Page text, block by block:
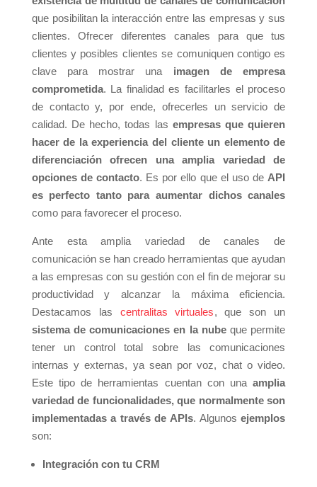
que posibilitan la interacción entre las empresas y sus
clientes. Ofrecer diferentes canales para que tus
clientes y posibles clientes se comuniquen contigo es
clave para mostrar una imagen de empresa
comprometida. La finalidad es facilitarles el proceso
de contacto y, por ende, ofrecerles un servicio de
calidad. De hecho, todas las empresas que quieren
hacer de la experiencia del cliente un elemento de
diferenciación ofrecen una amplia variedad de
opciones de contacto. Es por ello que el uso de API
es perfecto tanto para aumentar dichos canales
como para favorecer el proceso.
Ante esta amplia variedad de canales de
comunicación se han creado herramientas que ayudan
a las empresas con su gestión con el fin de mejorar su
productividad y alcanzar la máxima eficiencia.
Destacamos las centralitas virtuales, que son un
sistema de comunicaciones en la nubeque permite
tener un control total sobre las comunicaciones
internas y externas, ya sean por voz, chat o video.
Este tipo de herramientas cuentan con unaamplia
variedad de funcionalidades, que normalmente son
implementadas a través de APIs. Algunosejemplos
son:
Integración con tu CRM